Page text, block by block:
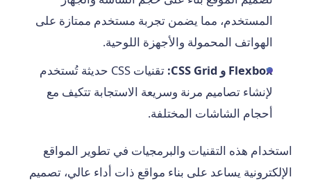
المستخدم، مما يضمن تجربة مستخدم ممتازة على
الهواتف المحمولة والأجهزة اللوحية.
Flexbox و CSS Grid:
تقنيات CSS حديثة تُستخدم
لإنشاء تصاميم مرنة وسريعة الاستجابة تتكيف مع
أحجام الشاشات المختلفة.
استخدام هذه التقنيات والبرمجيات في تطوير المواقع
الإلكترونية يساعد على بناء مواقع ذات أداء عالي، تصميم